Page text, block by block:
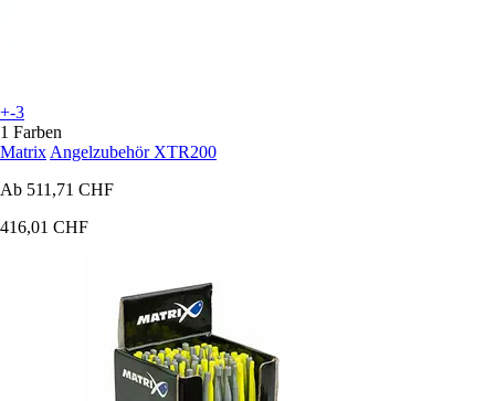
+-3
1 Farben
Matrix Angelzubehör XTR200
Ab 511,71 CHF
416,01 CHF